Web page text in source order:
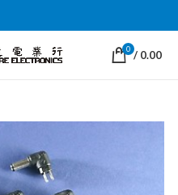
0 / 0.00